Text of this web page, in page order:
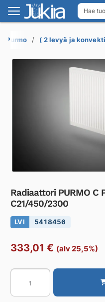
Hae
Siirry
navigointiin
Siirry
sisältöön
Purmo ( 2 levyä ja
Radiaattori PURMO C
C21/450/2300
LVI 5418456
333,01 € (alv 25,5%)
Radiaattori
PURMO
C